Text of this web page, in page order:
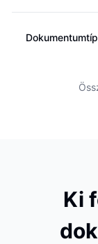
Ki